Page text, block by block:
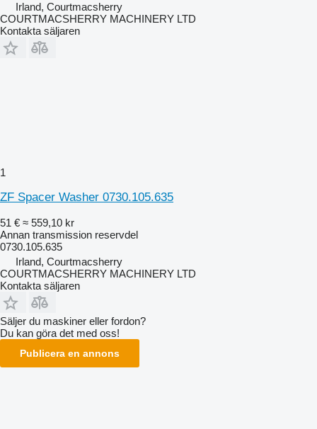
Irland, Courtmacsherry
COURTMACSHERRY MACHINERY LTD
Kontakta säljaren
1
ZF Spacer Washer 0730.105.635
51 € ≈ 559,10 kr
Annan transmission reservdel
0730.105.635
Irland, Courtmacsherry
COURTMACSHERRY MACHINERY LTD
Kontakta säljaren
Säljer du maskiner eller fordon?
Du kan göra det med oss!
Publicera en annons